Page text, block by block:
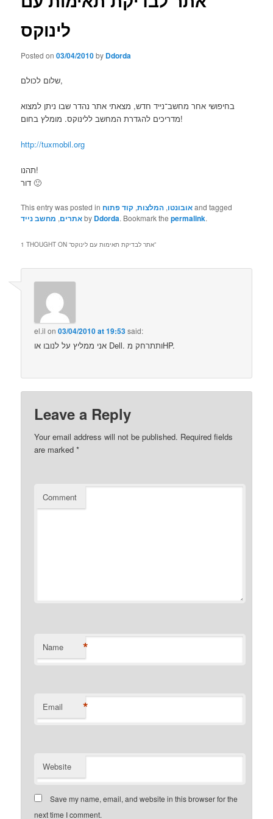
לינוקס
Posted on03/04/2010by Ddorda
שלום לכולם,
בחיפושי אחר מחשב־נייד חדש, מצאתי אתר נהדר שבו ניתן למצוא
מדריכים להגדרת המחשב ללינוקס. מומלץ בחום!
http://tuxmobil.org
תהנו!
דור 🙂
This entry was posted in אובונטו, המלצות, קוד פתוח and tagged
אתרים, מחשב נייד by Ddorda. Bookmark thepermalink.
1 THOUGHT ON “אתר לבדיקת תאימות עם לינוקס”
el.il on03/04/2010 at 19:53said:
אני ממליץ על לנובו או Dell. ותתרחק מHP.
Leave a Reply
Your email address will not be published. Required fields
are marked*
Comment
Name *
Email *
Website
Save my name, email, and website in this browser for the
next time I comment.